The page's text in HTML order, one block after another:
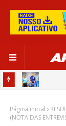
SALVADOR
Página inicial
(NOTA DAS